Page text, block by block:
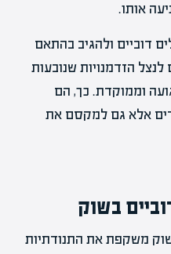
אותו.
דוביים ולהגיב בהתאם
הזדמנויות שנובעות
וממוקדת. כך, הם
אלא גם למקסם את
בשוק
משקפת את התנודתיות